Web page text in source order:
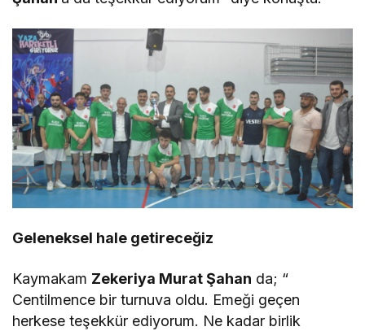
Geleneksel hale getireceğiz
Kaymakam Zekeriya Murat Şahan da; “
Centilmence bir turnuva oldu. Emeği geçen
herkese teşekkür ediyorum. Ne kadar birlik